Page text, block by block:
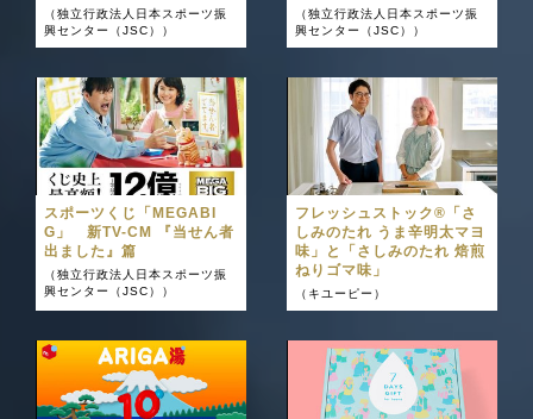
（独立行政法人日本スポーツ振
興センター（JSC））
（独立行政法人日本スポーツ振
興センター（JSC））
スポーツくじ「MEGABI
G」 新TV-CM 『当せん者
出ました』篇
（独立行政法人日本スポーツ振
興センター（JSC））
フレッシュストック®︎「さ
しみのたれ うま辛明太マヨ
味」と「さしみのたれ 焙煎
ねりゴマ味」
（キユーピー）